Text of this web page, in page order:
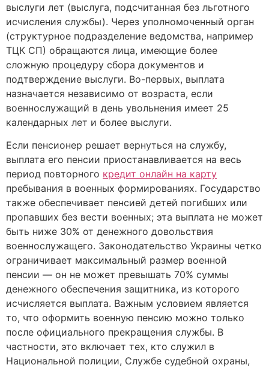
выслуги лет (выслуга, подсчитанная без льготного
исчисления службы). Через уполномоченный орган
(структурное подразделение ведомства, например
ТЦК СП) обращаются лица, имеющие более
сложную процедуру сбора документов и
подтверждение выслуги. Во-первых, выплата
назначается независимо от возраста, если
военнослужащий в день увольнения имеет 25
календарных лет и более выслуги.
Если пенсионер решает вернуться на службу,
выплата его пенсии приостанавливается на весь
период повторного кредит онлайн на карту
пребывания в военных формированиях. Государство
также обеспечивает пенсией детей погибших или
пропавших без вести военных; эта выплата не может
быть ниже 30% от денежного довольствия
военнослужащего. Законодательство Украины четко
ограничивает максимальный размер военной
пенсии — он не может превышать 70% суммы
денежного обеспечения защитника, из которого
исчисляется выплата. Важным условием является
то, что оформить военную пенсию можно только
после официального прекращения службы. В
частности, это включает тех, кто служил в
Национальной полиции, Службе судебной охраны,